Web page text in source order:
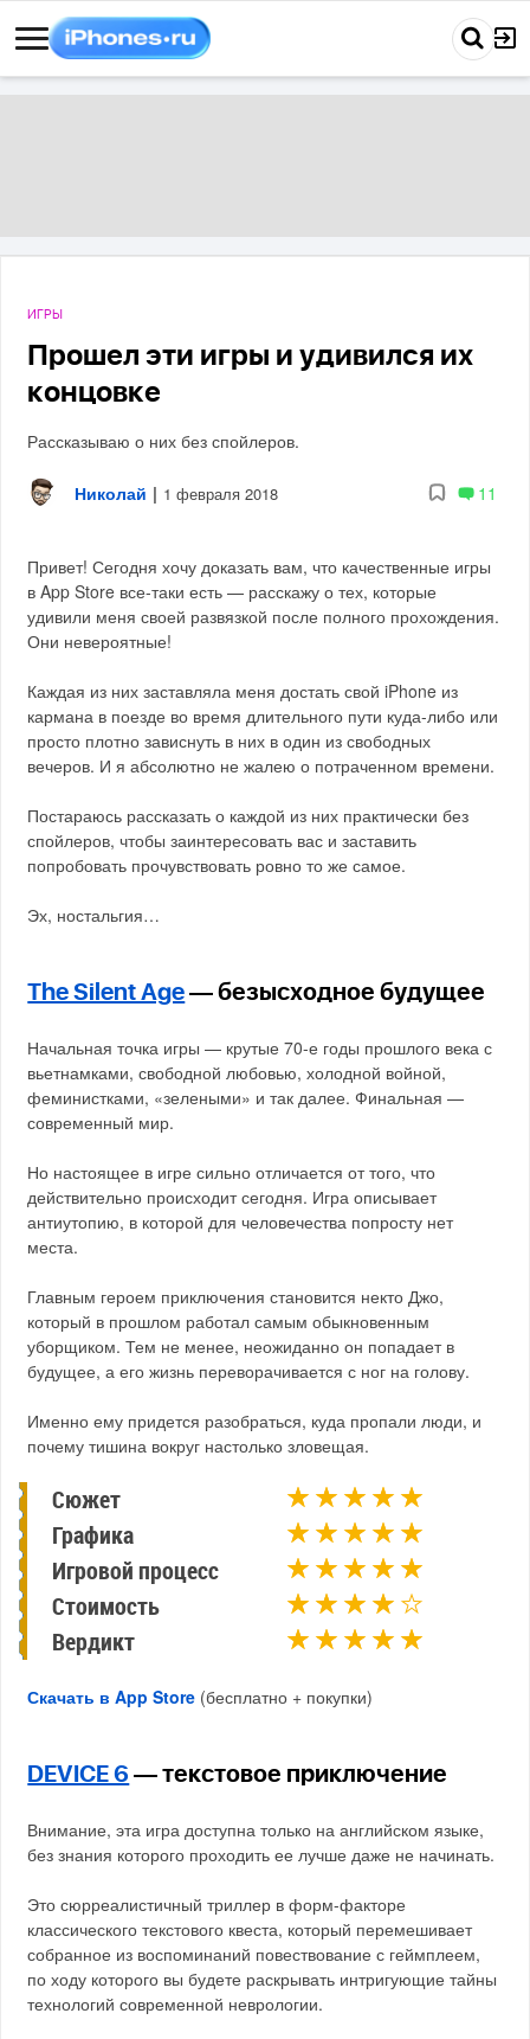
ИГРЫ
Прошел эти игры и удивился их
концовке
Рассказываю о них без спойлеров.
Николай | 1 февраля 2018 11
Привет! Сегодня хочу доказать вам, что качественные игры
в App Store все-таки есть — расскажу о тех, которые
удивили меня своей развязкой после полного прохождения.
Они невероятные!
Каждая из них заставляла меня достать свой iPhone из
кармана в поезде во время длительного пути куда-либо или
просто плотно зависнуть в них в один из свободных
вечеров. И я абсолютно не жалею о потраченном времени.
Постараюсь рассказать о каждой из них практически без
спойлеров, чтобы заинтересовать вас и заставить
попробовать прочувствовать ровно то же самое.
Эх, ностальгия…
The Silent Age — безысходное будущее
Начальная точка игры — крутые 70-е годы прошлого века с
вьетнамками, свободной любовью, холодной войной,
феминистками, «зелеными» и так далее. Финальная —
современный мир.
Но настоящее в игре сильно отличается от того, что
действительно происходит сегодня. Игра описывает
антиутопию, в которой для человечества попросту нет
места.
Главным героем приключения становится некто Джо,
который в прошлом работал самым обыкновенным
уборщиком. Тем не менее, неожиданно он попадает в
будущее, а его жизнь переворачивается с ног на голову.
Именно ему придется разобраться, куда пропали люди, и
почему тишина вокруг настолько зловещая.
Сюжет
Графика
Игровой процесс
Стоимость
Вердикт
Скачать в App Store (бесплатно + покупки)
DEVICE 6 — текстовое приключение
Внимание, эта игра доступна только на английском языке,
без знания которого проходить ее лучше даже не начинать.
Это сюрреалистичный триллер в форм-факторе
классического текстового квеста, который перемешивает
собранное из воспоминаний повествование с геймплеем,
по ходу которого вы будете раскрывать интригующие тайны
технологий современной неврологии.